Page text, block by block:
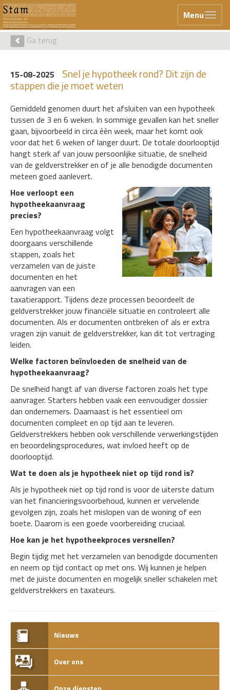
Menu
Ga terug
15-08-2025 Snel je hypotheek rond? Dit zijn de
stappen die je moet weten
Gemiddeld genomen duurt het afsluiten van een hypotheek
tussen de 3 en 6 weken. In sommige gevallen kan het sneller
gaan, bijvoorbeeld in circa één week, maar het komt ook
voor dat het 6 weken of langer duurt. De totale doorlooptijd
hangt sterk af van jouw persoonlijke situatie, de snelheid
van de geldverstrekker en of je alle benodigde documenten
meteen goed aanlevert.
Hoe verloopt een
hypotheekaanvraag
precies?
Een hypotheekaanvraag volgt
doorgaans verschillende
stappen, zoals het
verzamelen van de juiste
documenten en het
aanvragen van een
taxatierapport. Tijdens deze processen beoordeelt de
geldverstrekker jouw financiële situatie en controleert alle
documenten. Als er documenten ontbreken of als er extra
vragen zijn vanuit de geldverstrekker, kan dit tot vertraging
leiden.
Welke factoren beïnvloeden de snelheid van de
hypotheekaanvraag?
De snelheid hangt af van diverse factoren zoals het type
aanvrager. Starters hebben vaak een eenvoudiger dossier
dan ondernemers. Daarnaast is het essentieel om
documenten compleet en op tijd aan te leveren.
Geldverstrekkers hebben ook verschillende verwerkingstijden
en beoordelingsprocedures, wat invloed heeft op de
doorlooptijd.
Wat te doen als je hypotheek niet op tijd rond is?
Als je hypotheek niet op tijd rond is voor de uiterste datum
van het financieringsvoorbehoud, kunnen er vervelende
gevolgen zijn, zoals het mislopen van de woning of een
boete. Daarom is een goede voorbereiding cruciaal.
Hoe kan je het hypotheekproces versnellen?
Begin tijdig met het verzamelen van benodigde documenten
en neem op tijd contact op met ons. Wij kunnen je helpen
met de juiste documenten en mogelijk sneller schakelen met
geldverstrekkers en taxateurs.
Nieuws
Over ons